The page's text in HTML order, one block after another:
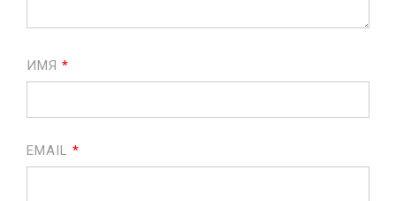
ИМЯ *
EMAIL *